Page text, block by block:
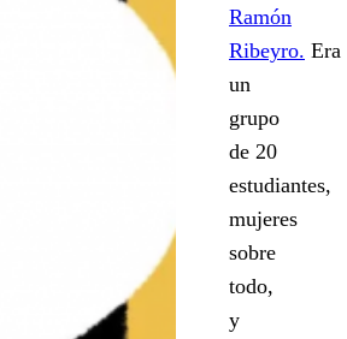
Ramón
Ribeyro. Era
un
grupo
de 20
estudiantes,
mujeres
sobre
todo,
y